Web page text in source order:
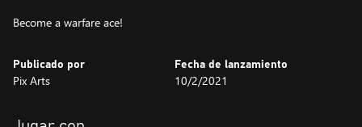
Become a warfare ace!
Publicado por
Pix Arts
Fecha de lanzamiento
10/2/2021